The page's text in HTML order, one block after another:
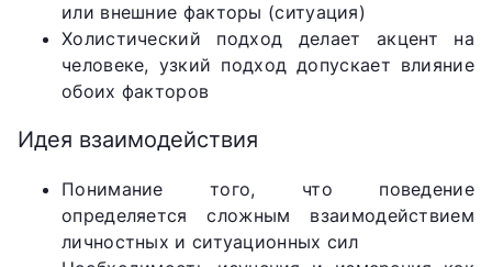
или внешние факторы (ситуация)
Холистический подход делает акцент на
человеке, узкий подход допускает влияние
обоих факторов
Идея взаимодействия
Понимание того, что поведение
определяется сложным взаимодействием
личностных и ситуационных сил